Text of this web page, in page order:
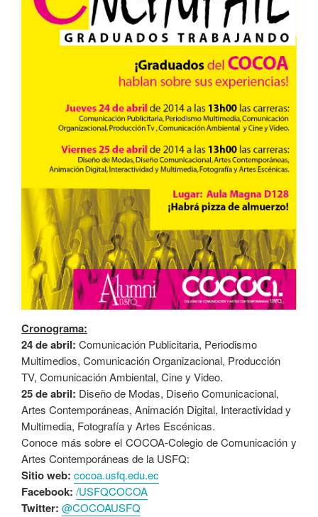
Cronograma:
24 de abril: Comunicación Publicitaria, Periodismo
Multimedios, Comunicación Organizacional, Producción
TV, Comunicación Ambiental, Cine y Video.
25 de abril: Diseño de Modas, Diseño Comunicacional,
Artes Contemporáneas, Animación Digital, Interactividad y
Multimedia, Fotografía y Artes Escénicas.
Conoce más sobre el COCOA-Colegio de Comunicación y
Artes Contemporáneas de la USFQ:
Sitio web: cocoa.usfq.edu.ec
Facebook: /USFQCOCOA
Twitter: @COCOAUSFQ